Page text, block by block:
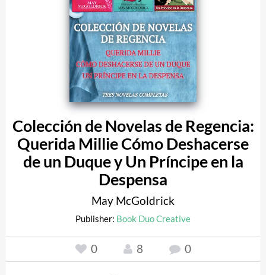
Colección de Novelas de Regencia:
Querida Millie Cómo Deshacerse
de un Duque y Un Príncipe en la
Despensa
May McGoldrick
Publisher: Book Duo Creative
0 8 0